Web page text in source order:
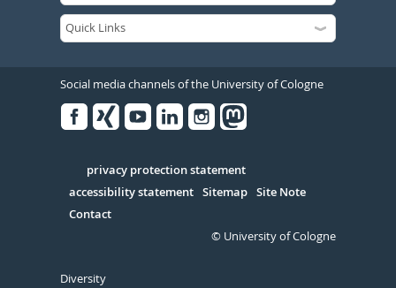
Social media channels of the University of Cologne
Serivce
privacy protection statement
accessibility statement Sitemap Site Note
Contact
© University of Cologne
Diversity